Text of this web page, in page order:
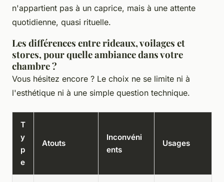
n'appartient pas à un caprice, mais à une attente
quotidienne, quasi rituelle.
Les différences entre rideaux, voilages et
stores, pour quelle ambiance dans votre
chambre ?
Vous hésitez encore ? Le choix ne se limite ni à
l'esthétique ni à une simple question technique.
T
y
p
e
Atouts
Inconvéni
ents
Usages